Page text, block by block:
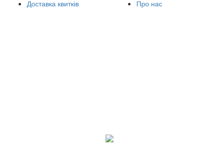
Доставка квитків
Про нас